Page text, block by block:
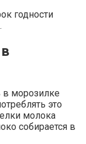
годности
морозилке
это
молока
собирается в